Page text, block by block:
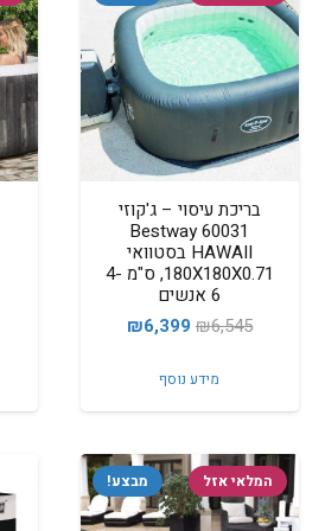
בריכת עיסוי – ג'קוזי
60031 Bestway
HAWAII בסטוואי
180X180X0.71, ס"מ 4-
6 אנשים
₪6,545
המחיר
היה:
₪6,545.
₪6,399
₪6,399.
מידע נוסף
מבצע! המלאי אזל